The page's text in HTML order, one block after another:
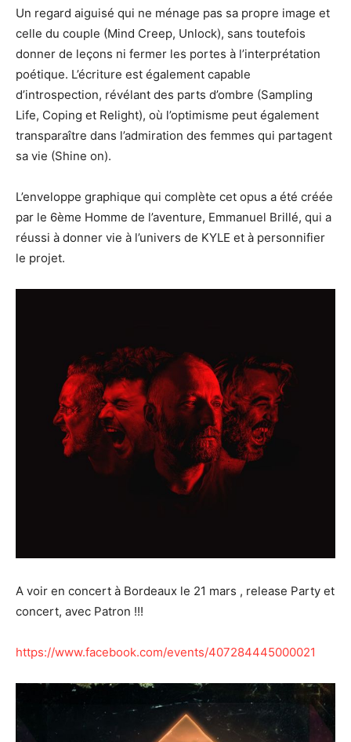
Un regard aiguisé qui ne ménage pas sa propre image et
celle du couple (Mind Creep, Unlock), sans toutefois
donner de leçons ni fermer les portes à l’interprétation
poétique. L’écriture est également capable
d’introspection, révélant des parts d’ombre (Sampling
Life, Coping et Relight), où l’optimisme peut également
transparaître dans l’admiration des femmes qui partagent
sa vie (Shine on).
L’enveloppe graphique qui complète cet opus a été créée
par le 6ème Homme de l’aventure, Emmanuel Brillé, qui a
réussi à donner vie à l’univers de KYLE et à personnifier
le projet.
A voir en concert à Bordeaux le 21 mars , release Party et
concert, avec Patron !!!
https://www.facebook.com/events/407284445000021